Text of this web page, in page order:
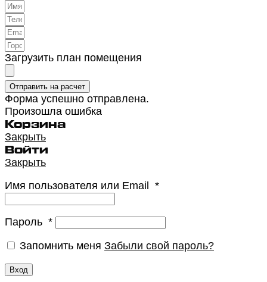
Загрузить план помещения
Отправить на расчет
Форма успешно отправлена.
Произошла ошибка
Корзина
Закрыть
Войти
Закрыть
Имя пользователя или Email *
Пароль *
Запомнить меня Забыли свой пароль?
Вход